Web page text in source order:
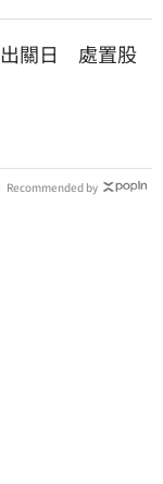
關日 處置股
Recommended by